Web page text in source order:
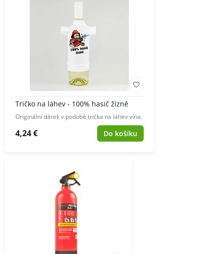
Tričko na láhev - 100% hasič žízně
Originální dárek v podobě trička na láhev vína.
4,24 € Do košíku